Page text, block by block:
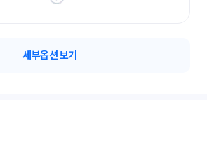
세부옵션 보기